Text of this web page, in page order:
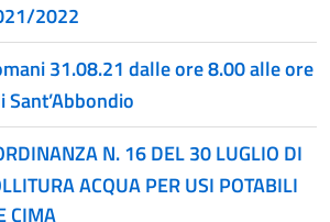
2022
31.08.21 dalle ore 8.00 alle ore
N. 16 DEL 30 LUGLIO DI
ACQUA PER USI POTABILI
CIMA